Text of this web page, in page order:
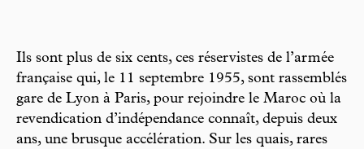
Ils sont plus de six cents, ces réservistes de l’armée
française qui, le 11 septembre 1955, sont rassemblés
gare de Lyon à Paris, pour rejoindre le Maroc où la
revendication d’indépendance connaît, depuis deux
ans, une brusque accélération. Sur les quais, rares